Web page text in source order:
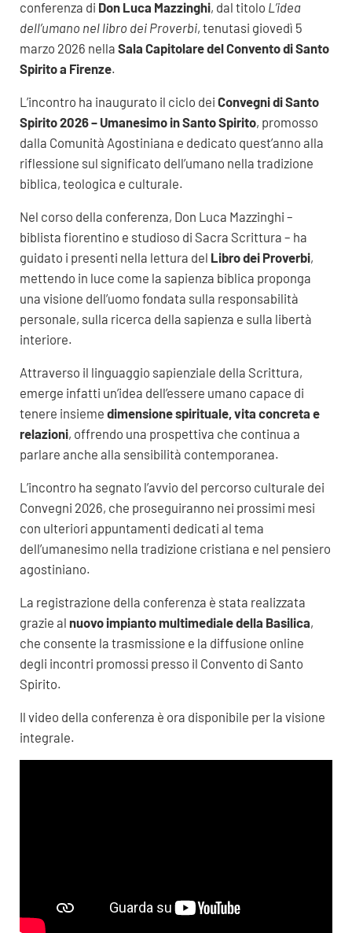
conferenza di Don Luca Mazzinghi, dal titolo L’idea
dell’umano nel libro dei Proverbi, tenutasi giovedì 5
marzo 2026 nella Sala Capitolare del Convento di Santo
Spirito a Firenze.
L’incontro ha inaugurato il ciclo dei Convegni di Santo
Spirito 2026 – Umanesimo in Santo Spirito, promosso
dalla Comunità Agostiniana e dedicato quest’anno alla
riflessione sul significato dell’umano nella tradizione
biblica, teologica e culturale.
Nel corso della conferenza, Don Luca Mazzinghi –
biblista fiorentino e studioso di Sacra Scrittura – ha
guidato i presenti nella lettura del Libro dei Proverbi,
mettendo in luce come la sapienza biblica proponga
una visione dell’uomo fondata sulla responsabilità
personale, sulla ricerca della sapienza e sulla libertà
interiore.
Attraverso il linguaggio sapienziale della Scrittura,
emerge infatti un’idea dell’essere umano capace di
tenere insieme dimensione spirituale, vita concreta e
relazioni, offrendo una prospettiva che continua a
parlare anche alla sensibilità contemporanea.
L’incontro ha segnato l’avvio del percorso culturale dei
Convegni 2026, che proseguiranno nei prossimi mesi
con ulteriori appuntamenti dedicati al tema
dell’umanesimo nella tradizione cristiana e nel pensiero
agostiniano.
La registrazione della conferenza è stata realizzata
grazie al nuovo impianto multimediale della Basilica,
che consente la trasmissione e la diffusione online
degli incontri promossi presso il Convento di Santo
Spirito.
Il video della conferenza è ora disponibile per la visione
integrale.